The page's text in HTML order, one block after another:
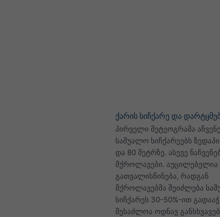
ქარის სიჩქარე და
პირველი მეტეოგრამა
საშუალო სიჩქარეებს
და 80 მეტრზე. ასევე
მქროლავები. აუცილებელია
გათვალისწინება, რადგან
მქროლავებმა შეიძლება
სიჩქარეს 30-50%-ით
შესაძლოა ოდნავ